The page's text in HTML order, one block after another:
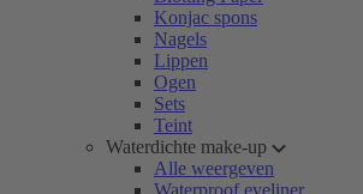
Konjac spons
Nagels
Lippen
Ogen
Sets
Teint
Waterdichte make-up
Alle weergeven
Waterproof eyeliner